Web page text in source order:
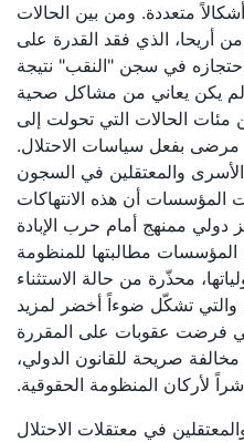
متعددة. ومن بين الحالات
أريحا، الذي فقد القدرة على
في سجن "النقب" نتيجة
يكن يعاني من مشاكل صحية
الحالات التي تحولت إلى
مرضى بفعل سياسات الاحتلال.
والمعتقلين في السجون
المؤسسات أن هذه الانتهاكات
ممنهج أمام حرب الإبادة
مطالبتها للمنظومة
محذّرة من حالة الاستثناء
والتي تشكّل ضوءاً أخضر لمزيد
فرضت عقوبات على المقررة
صريحة للقانون الدولي،
لأركان المنظومة الحقوقية.
في معتقلات الاحتلال